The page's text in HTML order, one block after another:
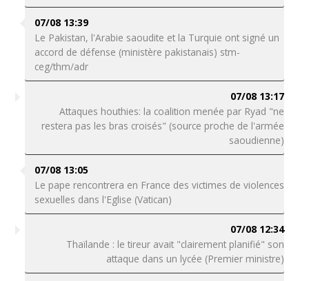
07/08 13:39
Le Pakistan, l'Arabie saoudite et la Turquie ont signé un
accord de défense (ministère pakistanais) stm-
ceg/thm/adr
07/08 13:17
Attaques houthies: la coalition menée par Ryad "ne
restera pas les bras croisés" (source proche de l'armée
saoudienne)
07/08 13:05
Le pape rencontrera en France des victimes de violences
sexuelles dans l'Eglise (Vatican)
07/08 12:34
Thaïlande : le tireur avait "clairement planifié" son
attaque dans un lycée (Premier ministre)